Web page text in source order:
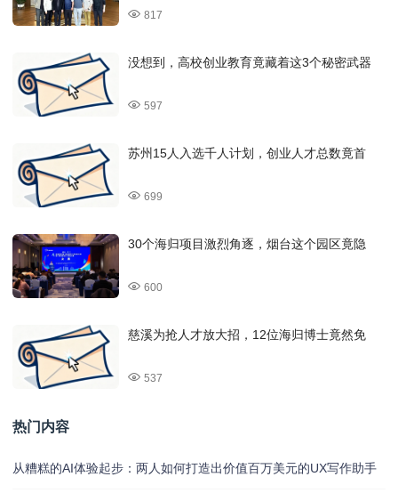
817
没想到，高校创业教育竟藏着这3个秘密武器
597
苏州15人入选千人计划，创业人才总数竟首
699
30个海归项目激烈角逐，烟台这个园区竟隐
600
慈溪为抢人才放大招，12位海归博士竟然免
537
热门内容
从糟糕的AI体验起步：两人如何打造出价值百万美元的UX写作助手